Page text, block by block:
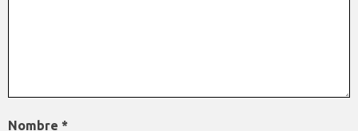
Nombre *